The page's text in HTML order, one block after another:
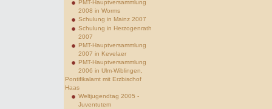
PMT-Hauptversammlung
2008 in Worms
Schulung in Mainz 2007
Schulung in Herzogenrath
2007
PMT-Hauptversammlung
2007 in Kevelaer
PMT-Hauptversammlung
2006 in Ulm-Wiblingen,
Pontifikalamt mit Erzbischof
Haas
Weltjugendtag 2005 -
Juventutem